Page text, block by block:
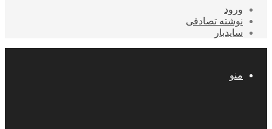
ورود
نوشته تصادفی
سایدبار
منو